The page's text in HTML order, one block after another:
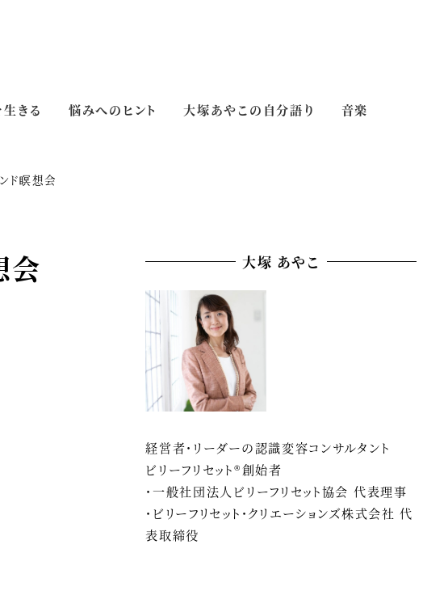
きる 悩みへのヒント 大塚あやこの自分語り 音楽
ド瞑想会
会 大塚 あやこ
経営者・リーダーの認識変容コンサルタント
ビリーフリセット®創始者
・一般社団法人ビリーフリセット協会 代表理事
・ビリーフリセット・クリエーションズ株式会社 代
表取締役